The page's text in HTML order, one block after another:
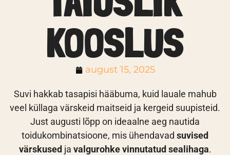
KOOSLUS
august 15, 2025
Suvi hakkab tasapisi hääbuma, kuid lauale mahub
veel küllaga värskeid maitseid ja kergeid suupisteid.
Just augusti lõpp on ideaalne aeg nautida
toidukombinatsioone, mis ühendavad suvised
värskused ja valgurohke vinnutatud sealihaga.